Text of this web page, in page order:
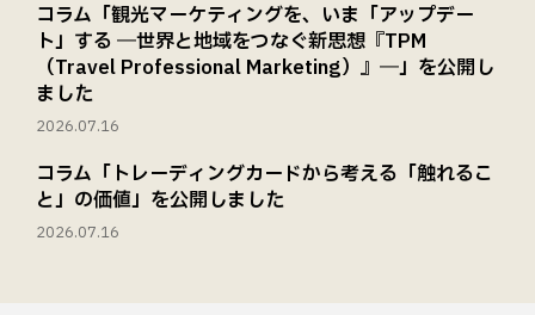
コラム「観光マーケティングを、いま「アップデー
ト」する ―世界と地域をつなぐ新思想『TPM
（Travel Professional Marketing）』―」を公開し
ました
2026.07.16
コラム「トレーディングカードから考える「触れるこ
と」の価値」を公開しました
2026.07.16